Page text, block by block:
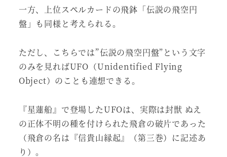
一方、上位スペルカードの飛鉢「伝説の飛空円
盤」も同様と考えられる。
ただし、こちらでは”伝説の飛空円盤”という文字
のみを見ればUFO（Unidentified Flying
Object）のことも連想できる。
『星蓮船』で登場したUFOは、実際は封獣 ぬえ
の正体不明の種を付けられた飛倉の破片であった
（飛倉の名は『信貴山縁起』（第三巻）に記述あ
り）。